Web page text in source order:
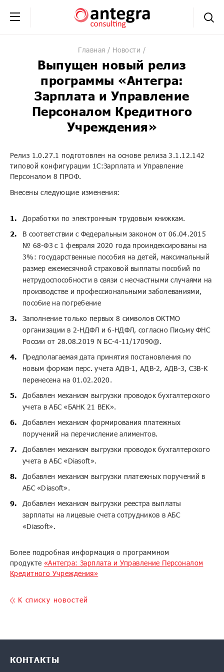
+7 (495) 230-20-02
обратная связь
Главная Новости
Выпущен новый релиз
программы «Антегра:
Зарплата и Управление
Персоналом Кредитного
Учреждения»
Релиз 1.0.27.1 подготовлен на основе релиза 3.1.12.142
типовой конфигурации 1С:Зарплата и Управление
Персоналом 8 ПРОФ.
Внесены следующие изменения:
Доработки по электронным трудовым книжкам.
В соответствии с Федеральным законом от 06.04.2015
№ 68-ФЗ с 1 февраля 2020 года проиндексированы на
3%: государственные пособия на детей, максимальный
размер ежемесячной страховой выплаты пособий по
нетрудоспособности в связи с несчастными случаями на
производстве и профессиональными заболеваниями,
пособие на погребение
Заполнение только первых 8 символов ОКТМО
организации в 2-НДФЛ и 6-НДФЛ, согласно Письму ФНС
России от 28.08.2019 N БС-4-11/17090@.
Предполагаемая дата принятия постановления по
новым формам перс. учета АДВ-1, АДВ-2, АДВ-3, СЗВ-К
перенесена на 01.02.2020.
Добавлен механизм выгрузки проводок бухгалтерского
учета в АБС «БАНК 21 ВЕК».
Добавлен механизм формирования платежных
поручений на перечисление алиментов.
Добавлен механизм выгрузки проводок бухгалтерского
учета в АБС «Diasoft».
Добавлен механизм выгрузки платежных поручений в
АБС «Diasoft».
Добавлен механизм выгрузки реестра выплаты
зарплаты на лицевые счета сотрудников в АБС
«Diasoft».
Более подробная информация о программном
продукте «Антегра: Зарплата и Управление Персоналом
Кредитного Учреждения»
K списку новостей
КОНТАКТЫ